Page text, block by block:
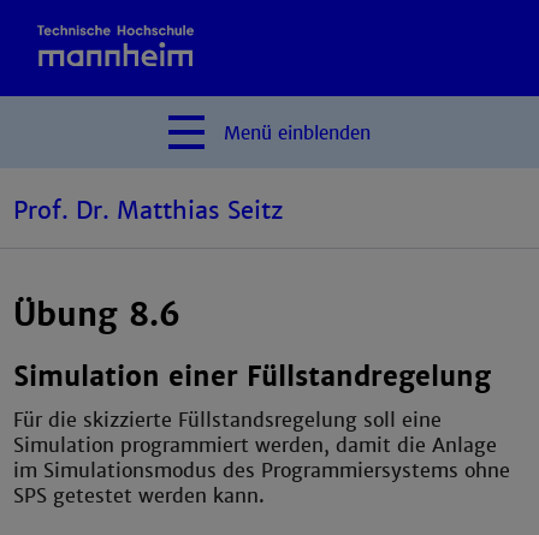
Menü einblenden
Prof. Dr. Matthias Seitz
Übung 8.6
Simulation einer Füllstandregelung
Für die skizzierte Füllstandsregelung soll eine
Simulation programmiert werden, damit die Anlage
im Simulationsmodus des Programmiersystems ohne
SPS getestet werden kann.